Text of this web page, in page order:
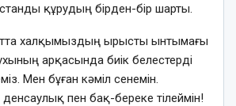
құрудың бірден-бір шарты.
халқымыздың ырысты ынтымағы
арқасында биік белестерді
Мен бұған кәміл сенемін.
пен бақ-береке тілеймін!